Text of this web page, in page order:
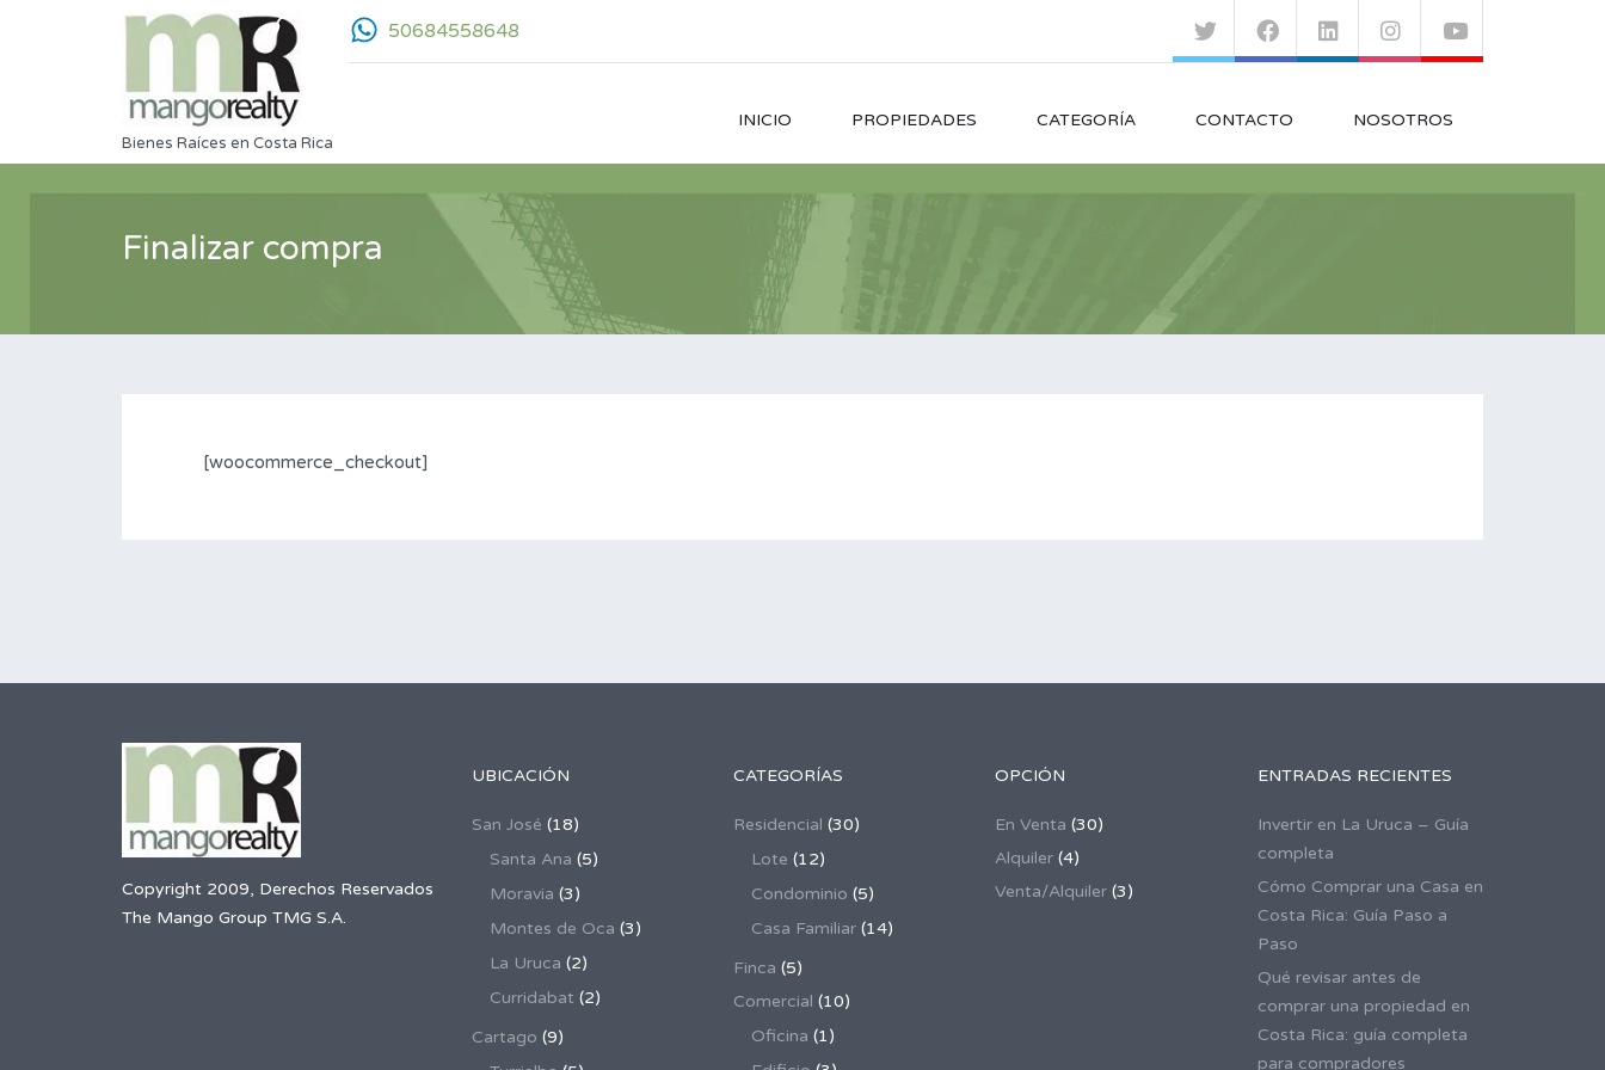
Bienes Raíces en Costa Rica
50684558648
INICIO PROPIEDADES CATEGORÍA CONTACTO NOSOTROS
Finalizar compra
[woocommerce_checkout]
Copyright 2009, Derechos Reservados
The Mango Group TMG S.A.
UBICACIÓN
San José (18)
Santa Ana (5)
Moravia (3)
Montes de Oca (3)
La Uruca (2)
Curridabat (2)
Cartago (9)
CATEGORÍAS
Residencial (30)
Lote (12)
Condominio (5)
Casa Familiar(14)
Finca (5)
Comercial (10)
Oficina (1)
OPCIÓN
En Venta (30)
Alquiler (4)
Venta/Alquiler (3)
ENTRADAS RECIENTES
Invertir en La Uruca – Guía
completa
Cómo Comprar una Casa en
Costa Rica: Guía Paso a
Paso
Qué revisar antes de
comprar una propiedad en
Costa Rica: guía completa
para compradores